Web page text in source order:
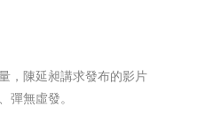
，陳延昶講求發布的影片
彈無虛發。